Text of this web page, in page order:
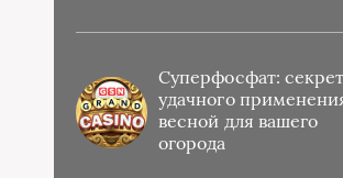
Суперфосфат:
удачного
весной для вашего
огорода